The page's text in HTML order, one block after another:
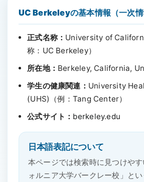
UC Berkeleyの基本情報（一次情
正式名称： University of
称： UC Berkeley）
所在地： Berkeley, California,
学生の健康関連： University
(UHS) （例： Tang Center）
公式サイト： berkeley.edu
日本語表記について
本ページでは検索時に見つけや
ォルニア大学バークレー校」と